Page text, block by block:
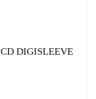
DIGISLEEVE
Preis: